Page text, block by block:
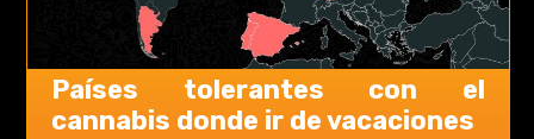
Países tolerantes con el
cannabis donde ir de vacaciones